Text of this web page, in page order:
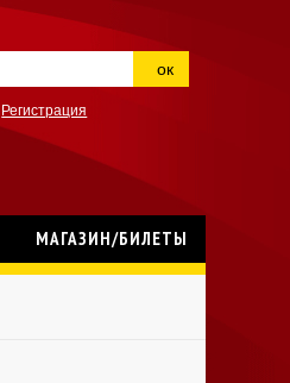
ок
Регистрация
МАГАЗИН/БИЛЕТЫ